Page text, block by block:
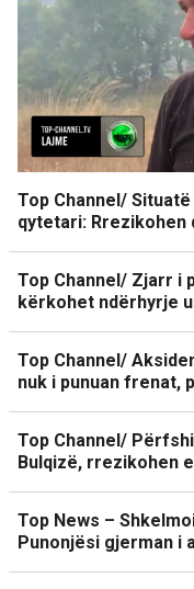
Top Channel/
qytetari: Rrezikohen
Top Channel/ Zjarr i
kërkohet ndërhyrje
Top Channel/
nuk i punuan frenat,
Top Channel/
Bulqizë, rrezikohen
Top News –
Punonjësi gjerman